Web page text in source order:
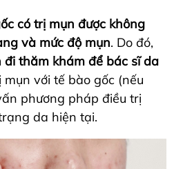
có trị mụn được không
và mức độ mụn. Do đó,
đi thăm khám để bác sĩ da
mụn với tế bào gốc (nếu
phương pháp điều trị
da hiện tại.